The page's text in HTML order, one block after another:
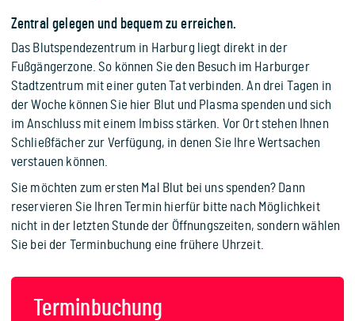
Zentral gelegen und bequem zu erreichen.
Das Blutspendezentrum in Harburg liegt direkt in der
Fußgängerzone. So können Sie den Besuch im Harburger
Stadtzentrum mit einer guten Tat verbinden. An drei Tagen in
der Woche können Sie hier Blut und Plasma spenden und sich
im Anschluss mit einem Imbiss stärken. Vor Ort stehen Ihnen
Schließfächer zur Verfügung, in denen Sie Ihre Wertsachen
verstauen können.
Sie möchten zum ersten Mal Blut bei uns spenden? Dann
reservieren Sie Ihren Termin hierfür bitte nach Möglichkeit
nicht in der letzten Stunde der Öffnungszeiten, sondern wählen
Sie bei der Terminbuchung eine frühere Uhrzeit.
Terminbuchung